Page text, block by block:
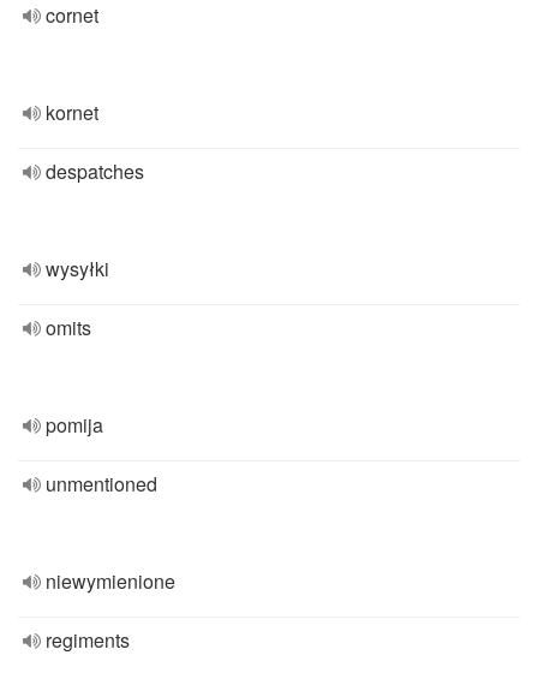
cornet
kornet
despatches
wysyłki
omits
pomija
unmentioned
niewymienione
regiments